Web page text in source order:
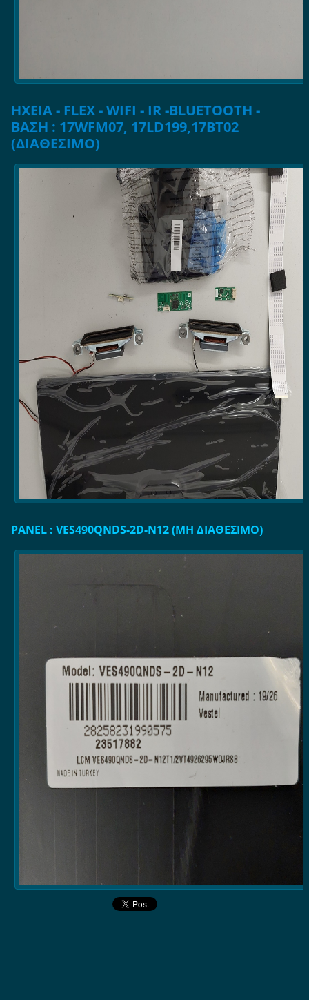
ΗΧΕΙΑ - FLEX - WIFI - IR -BLUETOOTH -
ΒΑΣΗ : 17WFM07, 17LD199,17BT02
(ΔΙΑΘΕΣΙΜΟ)
PANEL : VES490QNDS-2D-N12 (ΜΗ ΔΙΑΘΕΣΙΜΟ)